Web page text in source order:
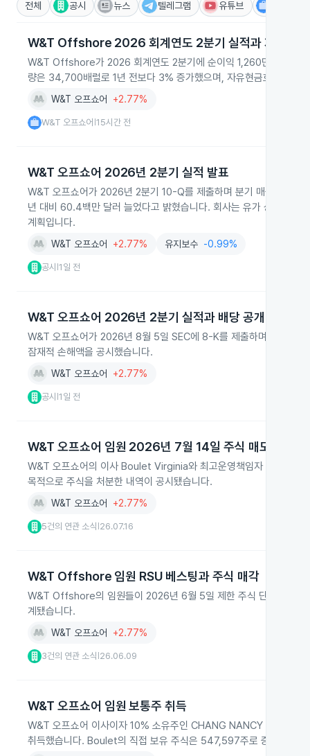
전체 공시 뉴스 텔레그램 유튜브
W&T Offshore 2026 회계연도 2분기 실적과 자본전략
W&T Offshore가 2026 회계연도 2분기에 순이익 1,260만 달러와
량은 34,700배럴로 1년 전보다 3% 증가했으며, 자유현금흐름과 임
W&T 오프쇼어 +2.77%
W&T 오프쇼어 15시간 전
W&T 오프쇼어 2026년 2분기 실적 발표
W&T 오프쇼어가 2026년 2분기 10-Q를 제출하며 분기 매출이
년 대비 60.4백만 달러 늘었다고 밝혔습니다. 회사는 유가 상승과 생
계획입니다.
W&T 오프쇼어 +2.77% 유지보수 -0.99%
공시 |1일 전
W&T 오프쇼어 2026년 2분기 실적과 배당 공개
W&T 오프쇼어가 2026년 8월 5일 SEC에 8-K를 제출하며 2026년
잠재적 손해액을 공시했습니다.
W&T 오프쇼어 +2.77%
공시 |1일 전
W&T 오프쇼어 임원 2026년 7월 14일 주식 매도 공시
W&T 오프쇼어의 이사 Boulet Virginia와 최고운영책임자
목적으로 주식을 처분한 내역이 공시됐습니다.
W&T 오프쇼어 +2.77%
5건의 연관 소식 26.07.16
W&T Offshore 임원 RSU 베스팅과 주식 매각
W&T Offshore의 임원들이 2026년 6월 5일 제한 주식 단위(RSU)
계됐습니다.
W&T 오프쇼어 +2.77%
3건의 연관 소식 26.06.09
W&T 오프쇼어 임원 보통주 취득
W&T 오프쇼어 이사이자 10% 소유주인 CHANG NANCY T와
취득했습니다. Boulet의 직접 보유 주식은 547,597주로 증가했습니